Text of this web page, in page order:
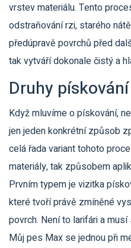
vrstev materiálu. Tento
odstraňování rzi, starého
předúpravě povrchů před
tak vytváří dokonale čistý a
Druhy pískování
Když mluvíme o pískování,
jen jeden konkrétní způsob
celá řada variant tohoto
materiály, tak způsobem
Prvním typem je vizitka
které tvoří právě zmíněné
povrch. Není to larifári a
Můj pes Max se jednou při